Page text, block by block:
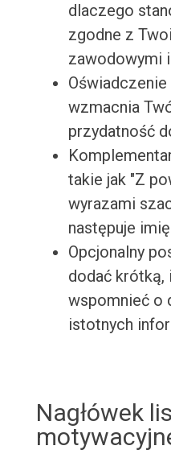
dlaczego
zgodne z
zawodowymi
wzmacnia
przydatność
takie jak "Z
wyrazami
następuje
Opcjonalny
dodać krótką,
wspomnieć o
istotnych
Nagłówek